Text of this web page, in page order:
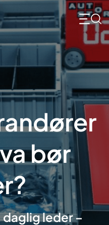
bør
daglig leder –